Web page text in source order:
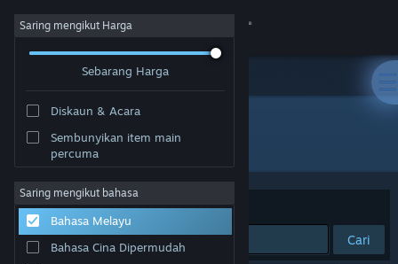
Sign in
Tentang
Sokongan
Saring mengikut Harga
Sebarang Harga
Diskaun & Acara
Sembunyikan item main
percuma
Saring mengikut bahasa
Bahasa Melayu
Bahasa Cina Dipermudah
Penerbit: Tyler Glaiel
Susun mengikut Perkaitan
Cari